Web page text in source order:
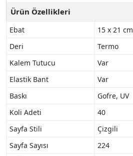
Ürün Özellikleri
Ebat
15 x 21 cm
Deri
Termo
Kalem Tutucu
Var
Elastik Bant
Var
Baskı
Gofre, UV
Koli Adeti
40
Sayfa Stili
Çizgili
Sayfa Sayısı
224